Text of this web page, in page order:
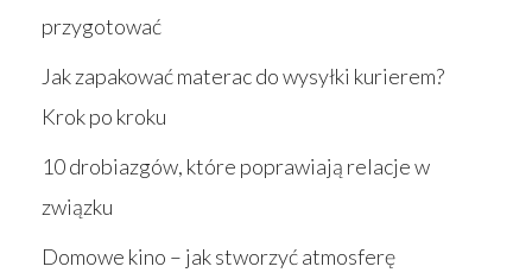
przygotować
Jak zapakować materac do wysyłki kurierem?
Krok po kroku
10 drobiazgów, które poprawiają relacje w
związku
Domowe kino – jak stworzyć atmosferę